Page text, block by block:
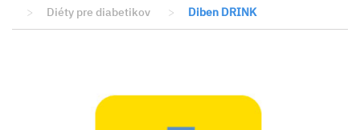
>
Diéty pre diabetikov > Diben DRINK